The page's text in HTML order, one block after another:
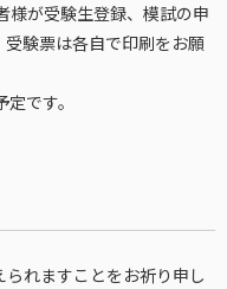
様が受験生登録、模試の申
験票は各自で印刷をお願
です。
れますことをお祈り申し